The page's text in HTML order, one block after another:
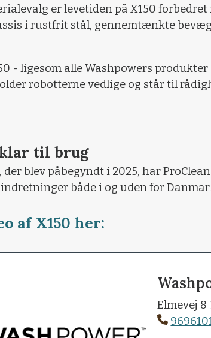
er levetiden på X150
i rustfrit stål, gennemtænkte
- ligesom alle Washpowers
robotterne vedlige og står til
til brug
blev påbegyndt i 2025, har
både i og uden for
af X150 her:
Elmevej 8